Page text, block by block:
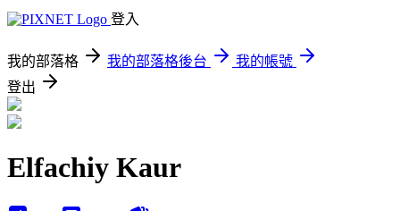
登入
我的部落格 我的部落格後台
我的帳號
登出
Elfachiy Kaur